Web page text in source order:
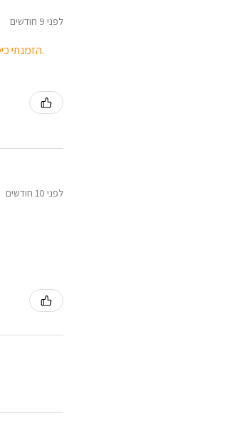
לפני 9 חודשים
הזמנתי כיסוי לפטופ, איחור גדול באספקת המוצר, הייתי צריכה לרדוף אחריהם. הצבע החום לא נראה כמו בתמונה.
לפני 10 חודשים